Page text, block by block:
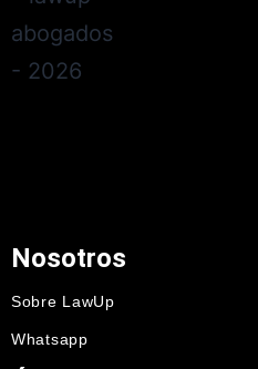
Nosotros
Sobre LawUp
Whatsapp